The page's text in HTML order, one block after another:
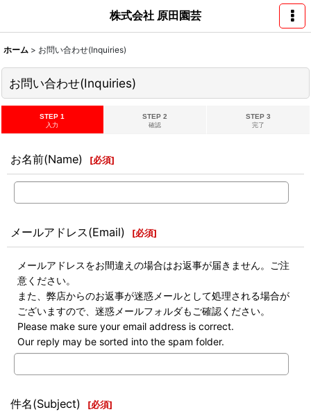
株式会社 原田園芸
ホーム > お問い合わせ(Inquiries)
お問い合わせ(Inquiries)
STEP 1
入力
STEP 2
確認
STEP 3
完了
お名前(Name) [必須]
メールアドレス(Email) [必須]
メールアドレスをお間違えの場合はお返事が届きません。ご注
意ください。
また、弊店からのお返事が迷惑メールとして処理される場合が
ございますので、迷惑メールフォルダもご確認ください。
Please make sure your email address is correct.
Our reply may be sorted into the spam folder.
件名(Subject) [必須]